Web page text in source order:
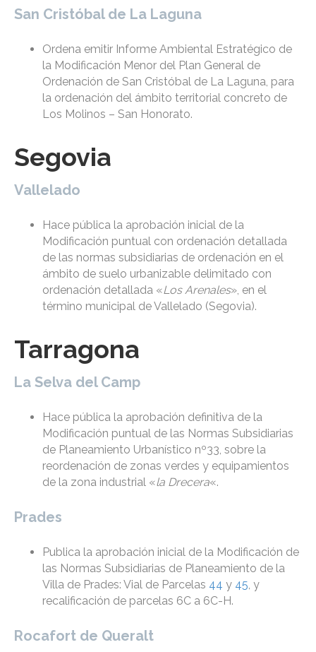
San Cristóbal de La Laguna
Ordena emitir Informe Ambiental Estratégico de
la Modificación Menor del Plan General de
Ordenación de San Cristóbal de La Laguna, para
la ordenación del ámbito territorial concreto de
Los Molinos – San Honorato.
Segovia
Vallelado
Hace pública la aprobación inicial de la
Modificación puntual con ordenación detallada
de las normas subsidiarias de ordenación en el
ámbito de suelo urbanizable delimitado con
ordenación detallada «Los Arenales», en el
término municipal de Vallelado (Segovia).
Tarragona
La Selva del Camp
Hace pública la aprobación definitiva de la
Modificación puntual de las Normas Subsidiarias
de Planeamiento Urbanístico nº33, sobre la
reordenación de zonas verdes y equipamientos
de la zona industrial «la Drecera«.
Prades
Publica la aprobación inicial de la Modificación de
las Normas Subsidiarias de Planeamiento de la
Villa de Prades: Vial de Parcelas 44 y 45, y
recalificación de parcelas 6C a 6C-H.
Rocafort de Queralt